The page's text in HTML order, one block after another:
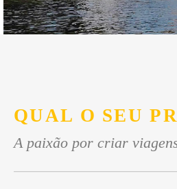
QUAL O SEU
A paixão por criar